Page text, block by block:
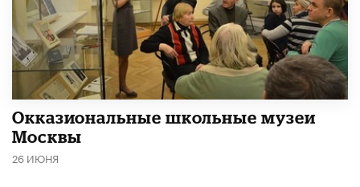
​Окказиональные школьные музеи
Москвы
26 ИЮНЯ